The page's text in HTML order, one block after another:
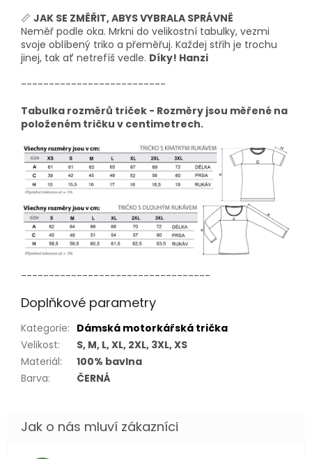
📏 JAK SE ZMĚŘIT, ABYS VYBRALA SPRÁVNĚ
Neměř podle oka. Mrkni do velikostní tabulky, vezmi
svoje oblíbený triko a přeměřuj. Každej střih je trochu
jinej, tak ať netrefíš vedle. Díky! Hanzi
--------------------------
Tabulka rozměrů triček - Rozměry jsou měřené na
položeném tričku v centimetrech.
----------------------------------
Doplňkové parametry
Kategorie: Dámská motorkářská trička
Velikost:
S, M, L, XL, 2XL, 3XL, XS
Materiál:
100% bavlna
Barva: ČERNÁ